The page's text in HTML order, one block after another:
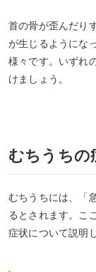
首の骨が歪んだり
が生じるようにな
様々です。いずれ
けましょう。
むちうちの
むちうちには、「
るとされます。こ
症状について説明